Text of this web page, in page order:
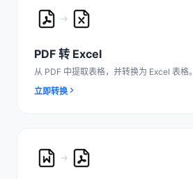
PDF 转 Excel
从 PDF 中提取表格，并转换为 Excel 表格。
立即转换